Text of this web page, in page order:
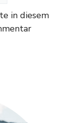
in diesem